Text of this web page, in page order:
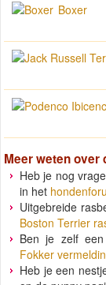
Boxer
Meer weten over
Heb je nog
in het
Uitgebreide
Boston Terrier
Ben je zelf een
Fokker
Heb je een